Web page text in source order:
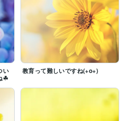
い
☘
教育って難しいですね(+o+)